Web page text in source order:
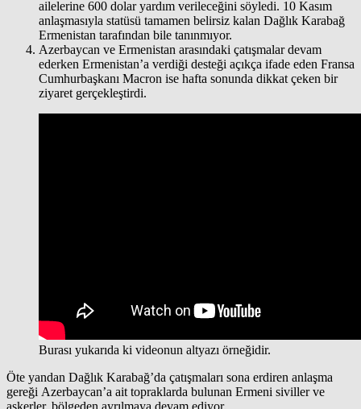
ailelerine 600 dolar yardım verileceğini söyledi. 10 Kasım
anlaşmasıyla statüsü tamamen belirsiz kalan Dağlık Karabağ
Ermenistan tarafından bile tanınmıyor.
Azerbaycan ve Ermenistan arasındaki çatışmalar devam
ederken Ermenistan’a verdiği desteği açıkça ifade eden Fransa
Cumhurbaşkanı Macron ise hafta sonunda dikkat çeken bir
ziyaret gerçekleştirdi.
Burası yukarıda ki videonun altyazı örneğidir.
Öte yandan Dağlık Karabağ’da çatışmaları sona erdiren anlaşma
gereği Azerbaycan’a ait topraklarda bulunan Ermeni siviller ve
askerler, bölgeden ayrılmaya devam ediyor.